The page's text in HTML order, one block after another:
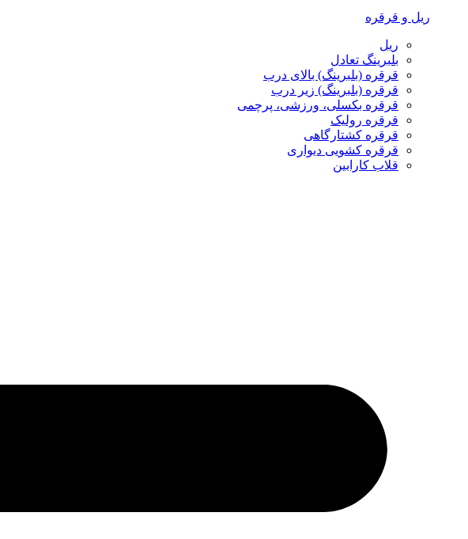
ریل و قرقره
ریل
بلبرینگ تعادل
قرقره (بلبرینگ) بالای درب
قرقره (بلبرینگ) زیر درب
قرقره بکسلی، ورزشی، پرچمی
قرقره رولیک
قرقره کشتارگاهی
قرقره کشویی دیواری
قلاب کارابین